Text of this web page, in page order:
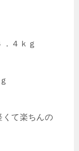
４ｋｇ
くて楽ちんの